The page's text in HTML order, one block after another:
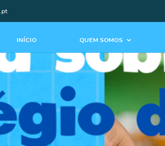
INÍCIO QUEM SOMOS